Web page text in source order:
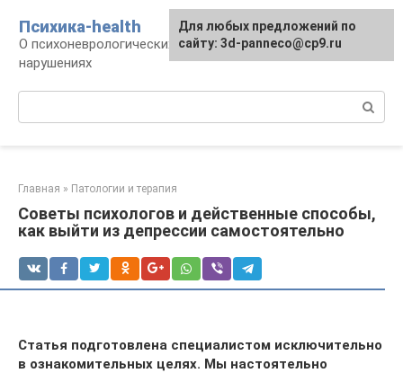
контенту
Психика-health
О психоневрологических патологиях и
нарушениях
Главная » Патологии и терапия
Советы психологов и действенные способы,
как выйти из депрессии самостоятельно
Статья подготовлена специалистом исключительно
в ознакомительных целях. Мы настоятельно
Для любых предложений по
сайту: 3d-panneco@cp9.ru